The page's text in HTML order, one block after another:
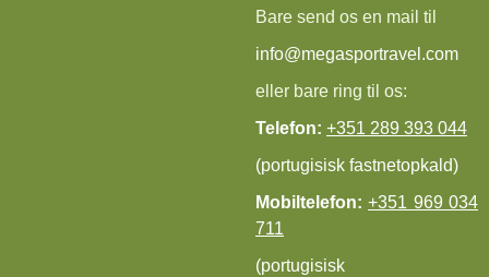
Bare send os en mail til
info@megasportravel.com
eller bare ring til os:
Telefon: +351 289 393 044
(portugisisk fastnetopkald)
Mobiltelefon: +351 969 034
711
(portugisisk